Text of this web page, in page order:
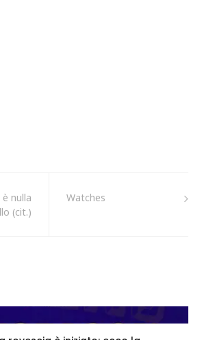
nulla
(cit.)
Watches